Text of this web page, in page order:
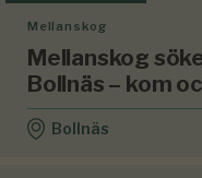
Mellanskog
Mellanskog
Bollnäs – kom
Bollnäs